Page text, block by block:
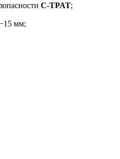
C-TPAT;
мм;